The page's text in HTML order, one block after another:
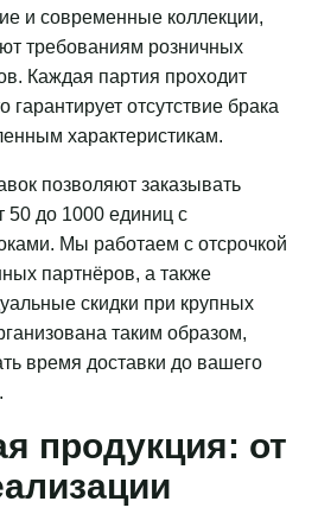
и современные коллекции,
требованиям розничных
Каждая партия проходит
гарантирует отсутствие брака
характеристикам.
позволяют заказывать
50 до 1000 единиц с
Мы работаем с отсрочкой
партнёров, а также
скидки при крупных
таким образом,
время доставки до вашего
продукция: от